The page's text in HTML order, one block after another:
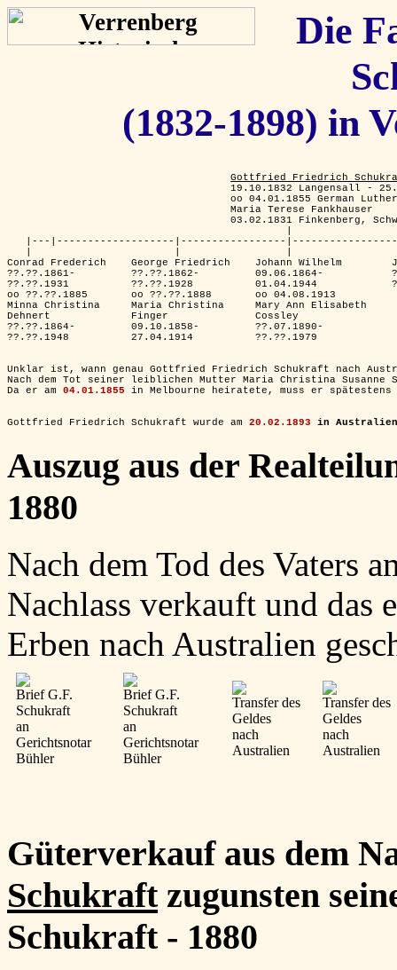
Die
(1832-1898) in
Gottfried Friedrich
19.10.1832 Langensall -
oo 04.01.1855 German
                                    Maria Terese Fankhauser
03.02.1831 Finkenberg,
|---|-------------------|-----------------
Conrad Frederich    George Friedrich    Johann Wilhelm
??.??.1861-         ??.??.1862-         09.06.1864-
??.??.1931          ??.??.1928          01.04.1944
oo ??.??.1885       oo ??.??.1888       oo 04.08.1913
Minna Christina     Maria Christina     Mary Ann
Dehnert             Finger              Cossley
??.??.1864-         09.10.1858-         ??.07.1890-
??.??.1948          27.04.1914          ??.??.1979
Unklar ist, wann genau Gottfried Friedrich Schukraft nach
Nach dem Tot seiner leiblichen Mutter Maria Christina
Da er am 04.01.1855 in Melbourne heiratete, muss er spätestens
Gottfried Friedrich Schukraft wurde am 20.02.1893 in
Auszug aus der
1880
Nach dem Tod des Vaters
Nachlass verkauft und das
Erben nach Australien
Brief G.F.
Schukraft
an
Gerichtsnotar
Bühler
Brief G.F.
Schukraft
an
Gerichtsnotar
Bühler
Transfer des
Geldes
nach
Australien
Transfer des
Geldes
nach
Australien
Güterverkauf aus dem
Schukraftzugunsten
Schukraft - 1880